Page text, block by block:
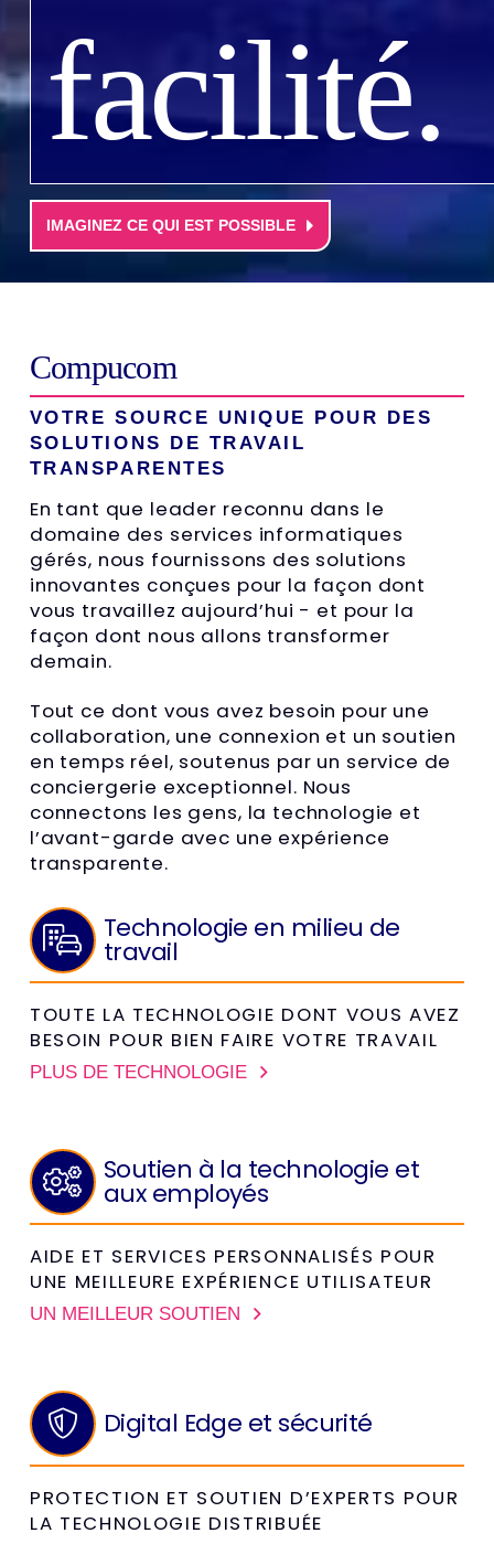
facilité.
IMAGINEZ CE QUI EST POSSIBLE
Compucom
VOTRE SOURCE UNIQUE POUR DES
SOLUTIONS DE TRAVAIL
TRANSPARENTES
En tant que leader reconnu dans le
domaine des services informatiques
gérés, nous fournissons des solutions
innovantes conçues pour la façon dont
vous travaillez aujourd’hui - et pour la
façon dont nous allons transformer
demain.
Tout ce dont vous avez besoin pour une
collaboration, une connexion et un soutien
en temps réel, soutenus par un service de
conciergerie exceptionnel. Nous
connectons les gens, la technologie et
l’avant-garde avec une expérience
transparente.
Technologie en milieu de
travail
TOUTE LA TECHNOLOGIE DONT VOUS AVEZ
BESOIN POUR BIEN FAIRE VOTRE TRAVAIL
PLUS DE TECHNOLOGIE
Soutien à la technologie et
aux employés
AIDE ET SERVICES PERSONNALISÉS POUR
UNE MEILLEURE EXPÉRIENCE UTILISATEUR
UN MEILLEUR SOUTIEN
Digital Edge et sécurité
PROTECTION ET SOUTIEN D’EXPERTS POUR
LA TECHNOLOGIE DISTRIBUÉE